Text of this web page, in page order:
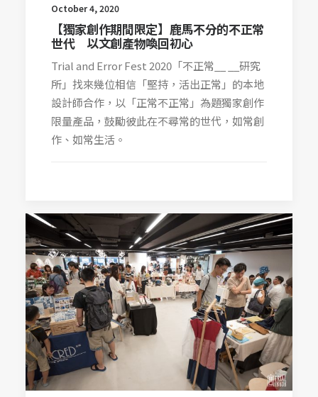
October 4, 2020
【獨家創作期間限定】鹿馬不分的不正常
世代 以文創產物喚回初心
Trial and Error Fest 2020「不正常__ __研究
所」找來幾位相信「堅持，活出正常」的本地
設計師合作，以「正常不正常」為題獨家創作
限量產品，鼓勵彼此在不尋常的世代，如常創
作、如常生活。